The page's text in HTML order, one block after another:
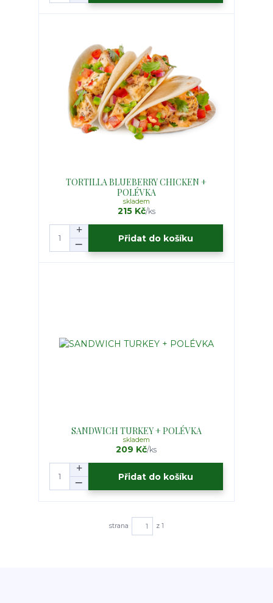
TORTILLA BLUEBERRY CHICKEN +
POLÉVKA
215 Kč/ks
skladem
Přidat do košíku
SANDWICH TURKEY + POLÉVKA
209 Kč/ks
skladem
Přidat do košíku
strana z 1